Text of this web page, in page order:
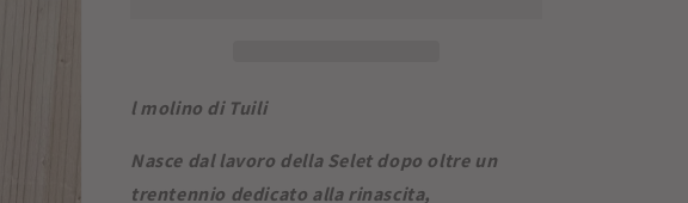
l molino di Tuili
Nasce dal lavoro della Selet dopo oltre un
trentennio dedicato alla rinascita,